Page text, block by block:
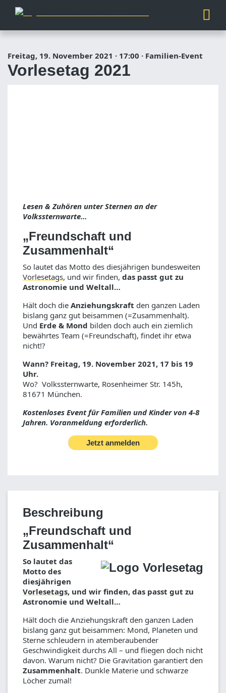
Freitag, 19. November 2021 · 17:00 · Familien-Event
Vorlesetag 2021
Lesen & Zuhören unter Sternen an der
Volkssternwarte…
„Freundschaft und
Zusammenhalt“
So lautet das Motto des diesjährigen bundesweiten
Vorlesetags, und wir finden, das passt gut zu
Astronomie und Weltall…
Hält doch die Anziehungskraft den ganzen Laden
bislang ganz gut beisammen (=Zusammenhalt).
Und Erde & Mond bilden doch auch ein ziemlich
bewährtes Team (=Freundschaft), findet ihr etwa
nicht!?
Wann? Freitag, 19. November 2021, 17 bis 19
Uhr.
Wo? Volkssternwarte, Rosenheimer Str. 145h,
81671 München.
Kostenloses Event für Familien und Kinder von 4-8
Jahren. Voranmeldung erforderlich.
Jetzt anmelden
Beschreibung
„Freundschaft und
Zusammenhalt“
So lautet das
Motto des
diesjährigen
Vorlesetags, und wir finden, das passt gut zu
Astronomie und Weltall…
Hält doch die Anziehungskraft den ganzen Laden
bislang ganz gut beisammen: Mond, Planeten und
Sterne schleudern in atemberaubender
Geschwindigkeit durchs All – und fliegen doch nicht
davon. Warum nicht? Die Gravitation garantiert den
Zusammenhalt. Dunkle Materie und schwarze
Löcher zumal!